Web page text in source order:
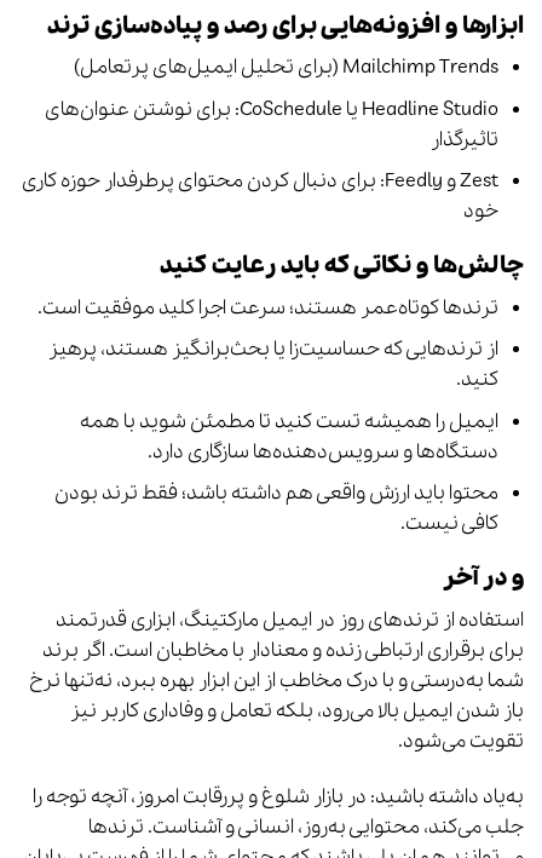
ابزارها و افزونه‌هایی برای رصد و پیاده‌سازی ترند
Mailchimp Trends (برای تحلیل ایمیل‌های پرتعامل)
Headline Studio یا CoSchedule: برای نوشتن عنوان‌های
تاثیرگذار
Zest و Feedly: برای دنبال کردن محتوای پرطرفدار حوزه کاری
خود
چالش‌ها و نکاتی که باید رعایت کنید
ترندها کوتاه‌عمر هستند؛ سرعت اجرا کلید موفقیت است.
از ترندهایی که حساسیت‌زا یا بحث‌برانگیز هستند، پرهیز
کنید.
ایمیل را همیشه تست کنید تا مطمئن شوید با همه
دستگاه‌ها و سرویس‌دهنده‌ها سازگاری دارد.
محتوا باید ارزش واقعی هم داشته باشد؛ فقط ترند بودن
کافی نیست.
و در آخر
استفاده از ترندهای روز در ایمیل مارکتینگ، ابزاری قدرتمند
برای برقراری ارتباطی زنده و معنادار با مخاطبان است. اگر برند
شما به‌درستی و با درک مخاطب از این ابزار بهره ببرد، نه‌تنها نرخ
باز شدن ایمیل بالا می‌رود، بلکه تعامل و وفاداری کاربر نیز
تقویت می‌شود.
به‌یاد داشته باشید: در بازار شلوغ و پررقابت امروز، آنچه توجه را
جلب می‌کند، محتوایی به‌روز، انسانی و آشناست. ترندها